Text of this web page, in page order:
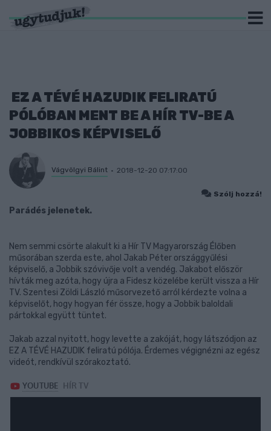
EZ A TÉVÉ HAZUDIK FELIRATÚ
PÓLÓBAN MENT BE A HÍR TV-BE A
JOBBIKOS KÉPVISELŐ
Vágvölgyi Bálint 2018-12-20 07:17:00
Szólj hozzá!
Parádés jelenetek.
Nem semmi csörte alakult ki a Hír TV Magyarország Élőben
műsorában szerda este, ahol Jakab Péter országgyűlési
képviselő, a Jobbik szóvivője volt a vendég. Jakabot először
hívták meg azóta, hogy újra a Fidesz közelébe került vissza a Hír
TV. Szentesi Zöldi László műsorvezető arról kérdezte volna a
képviselőt, hogy hogyan fér össze, hogy a Jobbik baloldali
pártokkal együtt tüntet.
Jakab azzal nyitott, hogy levette a zakóját, hogy látszódjon az
EZ A TÉVÉ HAZUDIK feliratú pólója. Érdemes végignézni az egész
videót, rendkívül szórakoztató.